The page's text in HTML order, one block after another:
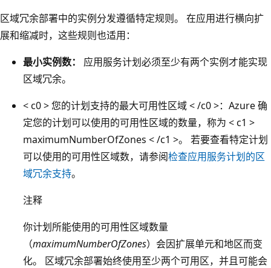
区域冗余部署中的实例分发遵循特定规则。 在应用进行横向扩
展和缩减时，这些规则也适用：
最小实例数：
应用服务计划必须至少有两个实例才能实现
区域冗余。
< c0 > 您的计划支持的最大可用性区域 < /c0 >：Azure 确
定您的计划可以使用的可用性区域的数量，称为 < c1 >
maximumNumberOfZones < /c1 >。 若要查看特定计划
可以使用的可用性区域数，请参阅检查应用服务计划的区
域冗余支持。
注释
你计划所能使用的可用性区域数量
（maximumNumberOfZones）会因扩展单元和地区而变
化。 区域冗余部署始终使用至少两个可用区，并且可能会